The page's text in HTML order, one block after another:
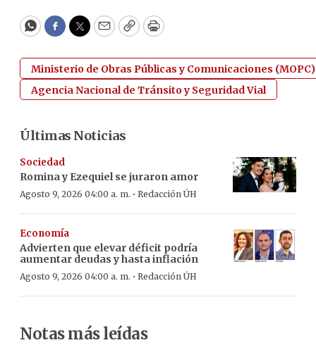
WhatsApp
Facebook
Twitter
EmailCopyPrint
Ministerio de Obras Públicas y Comunicaciones (MOPC)
Agencia Nacional de Tránsito y Seguridad Vial
Últimas Noticias
Sociedad
Romina y Ezequiel se juraron amor
Agosto 9, 2026 04:00 a. m. · Redacción ÚH
Economía
Advierten que elevar déficit podría
aumentar deudas y hasta inflación
Agosto 9, 2026 04:00 a. m. · Redacción ÚH
Notas más leídas